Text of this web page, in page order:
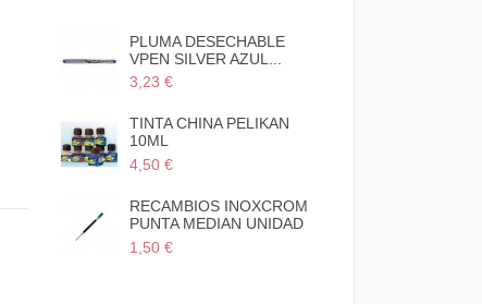
PLUMA DESECHABLE
VPEN SILVER AZUL...
3,23 €
TINTA CHINA PELIKAN
10ML
4,50 €
RECAMBIOS INOXCROM
PUNTA MEDIAN UNIDAD
1,50 €